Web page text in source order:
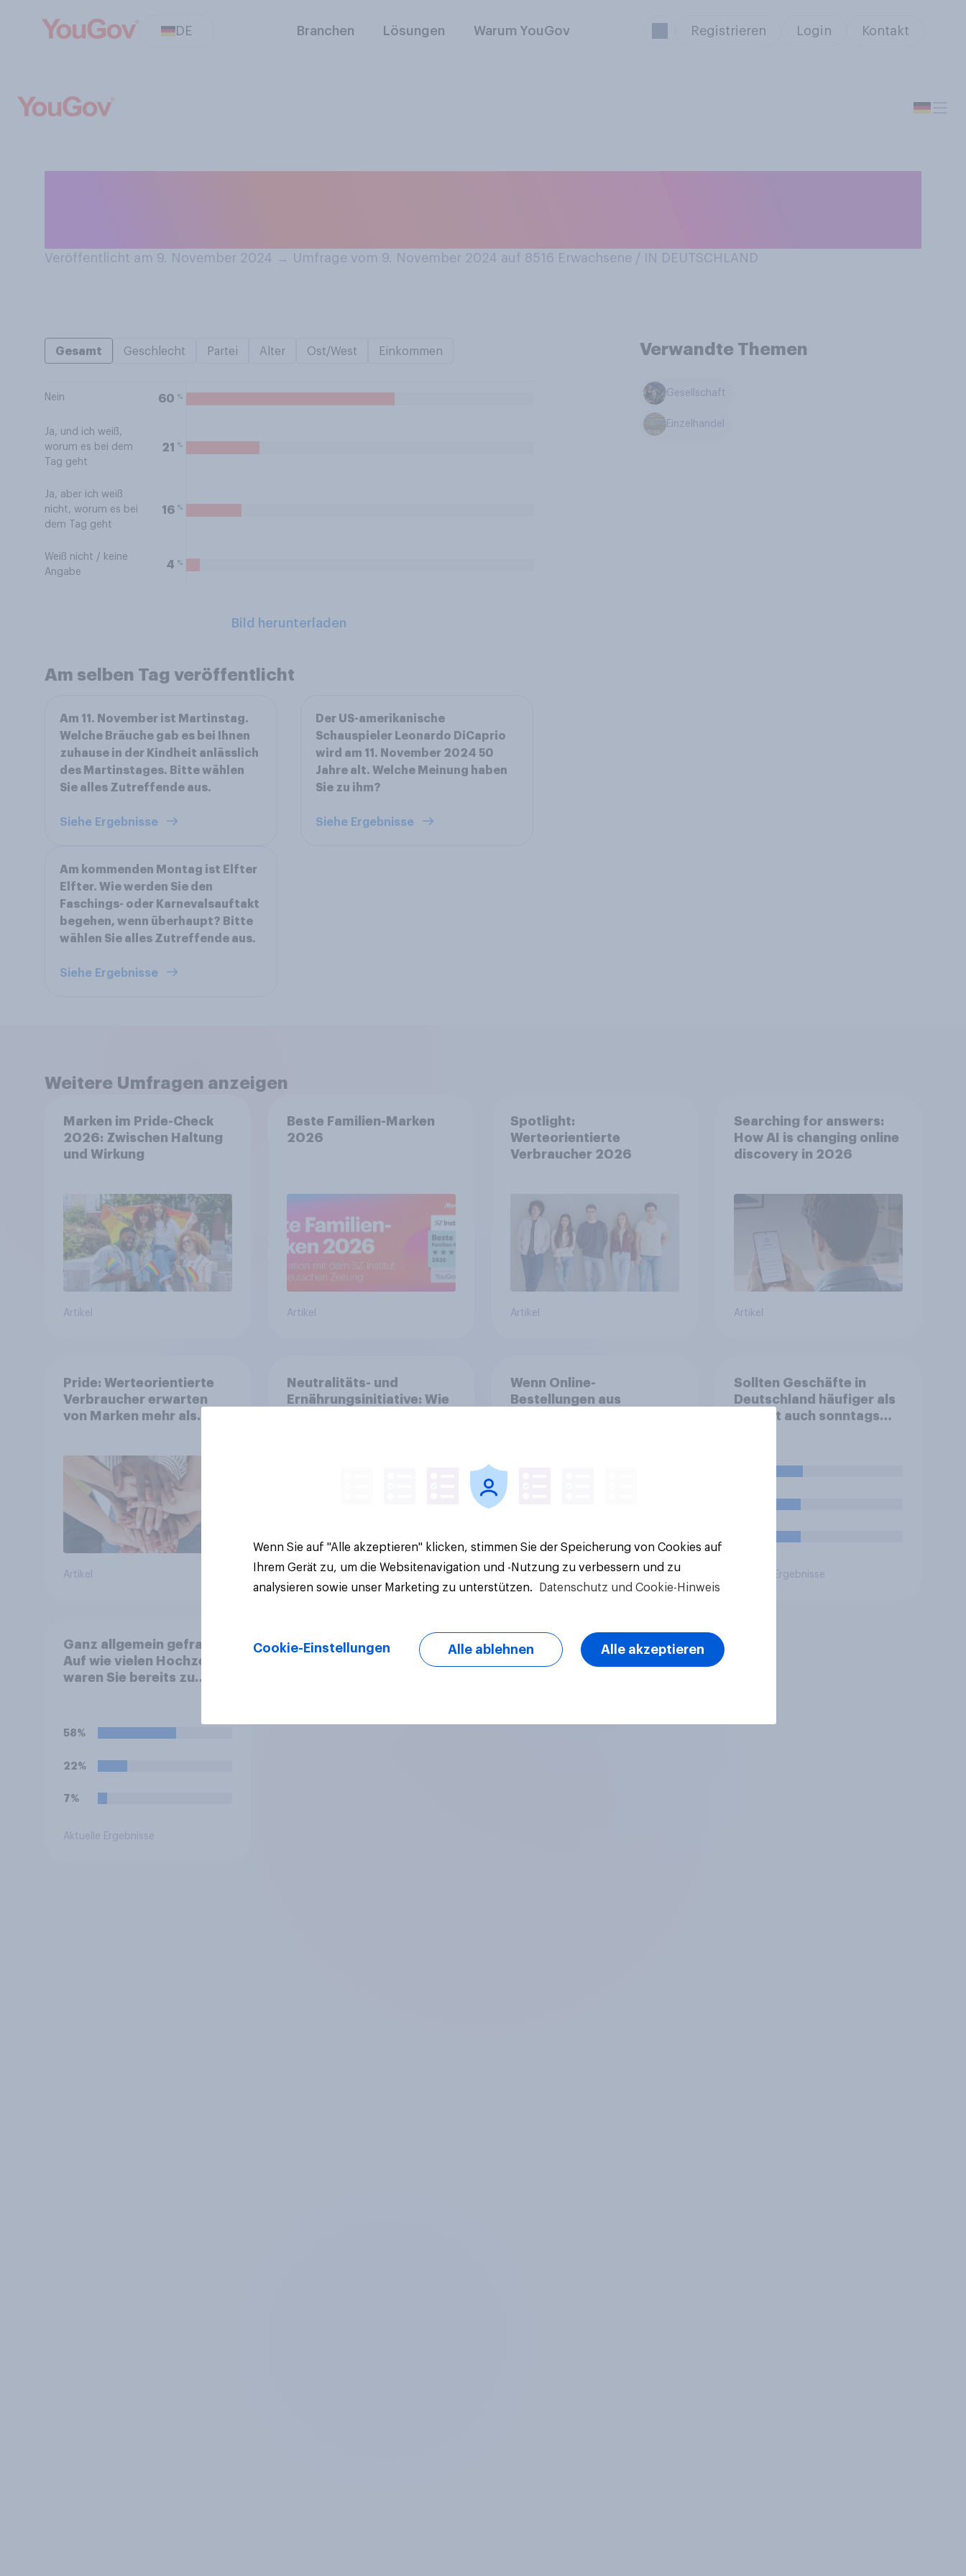
DE Branchen Lösungen Warum YouGov Registrieren Login Kontakt
Veröffentlicht am 9. November 2024 → Umfrage vom 9. November 2024 auf 8516 Erwachsene / IN DEUTSCHLAND
Gesamt Geschlecht Partei Alter Ost/West Einkommen
Nein 60 %
Ja, und ich weiß,
worum es bei dem
Tag geht
21 %
Ja, aber ich weiß
nicht, worum es bei
dem Tag geht
16 %
Weiß nicht / keine
Angabe
4 %
Bild herunterladen
Verwandte Themen
Gesellschaft
Einzelhandel
Am selben Tag veröffentlicht
Am 11. November ist Martinstag.
Welche Bräuche gab es bei Ihnen
zuhause in der Kindheit anlässlich
des Martinstages. Bitte wählen
Sie alles Zutreffende aus.
Siehe Ergebnisse
Der US-amerikanische
Schauspieler Leonardo DiCaprio
wird am 11. November 2024 50
Jahre alt. Welche Meinung haben
Sie zu ihm?
Siehe Ergebnisse
Am kommenden Montag ist Elfter
Elfter. Wie werden Sie den
Faschings- oder Karnevalsauftakt
begehen, wenn überhaupt? Bitte
wählen Sie alles Zutreffende aus.
Siehe Ergebnisse
Weitere Umfragen anzeigen
Marken im Pride-Check
2026: Zwischen Haltung
und Wirkung
Artikel
Beste Familien-Marken
2026
Artikel
Spotlight:
Werteorientierte
Verbraucher 2026
Artikel
Searching for answers:
How AI is changing online
discovery in 2026
Artikel
Pride: Werteorientierte
Verbraucher erwarten
von Marken mehr als
Artikel
Neutralitäts- und
Ernährungsinitiative: Wie
Wenn Online-
Bestellungen aus
Kaufverhalten dadurch
voraussichtlich ändern?
Aktuelle Ergebnisse
Sollten Geschäfte in
Deutschland häufiger als
derzeit auch sonntags
Aktuelle Ergebnisse
Ganz allgemein gefragt:
Auf wie vielen Hochzeiten
waren Sie bereits zu
58%
22%
7%
Aktuelle Ergebnisse
Wenn Sie auf "Alle akzeptieren" klicken, stimmen Sie der Speicherung von Cookies auf
Ihrem Gerät zu, um die Websitenavigation und -Nutzung zu verbessern und zu
analysieren sowie unser Marketing zu unterstützen.
Datenschutz und Cookie-Hinweis
Cookie-Einstellungen Alle ablehnen Alle akzeptieren